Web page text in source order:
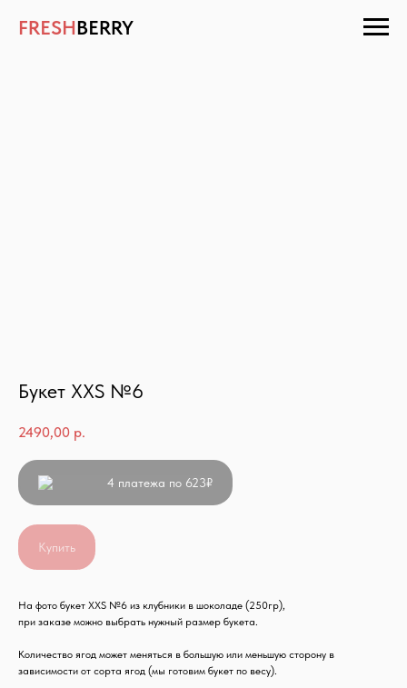
FRESHBERRY
Букет XXS №6
2490,00 р.
Купить
4 платежа по 623₽
На фото букет XXS №6 из клубники в шоколаде (250гр),
при заказе можно выбрать нужный размер букета.
Количество ягод может меняться в большую или меньшую сторону в
зависимости от сорта ягод (мы готовим букет по весу).